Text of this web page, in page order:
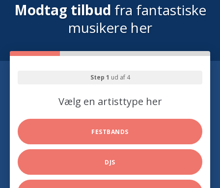
Modtag tilbud fra fantastiske
musikere her
Step 1 ud af 4
Vælg en artisttype her
FESTBANDS
DJS